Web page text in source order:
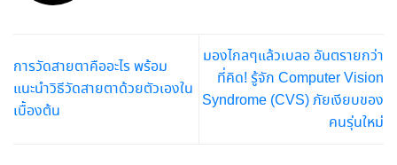
การวัดสายตาคืออะไร พร้อม
แนะนำวิธีวัดสายตาด้วยตัวเองใน
เบื้องต้น
มองไกลๆแล้วเบลอ อันตรายกว่า
ที่คิด! รู้จัก Computer Vision
Syndrome (CVS) ภัยเงียบของ
คนรุ่นใหม่